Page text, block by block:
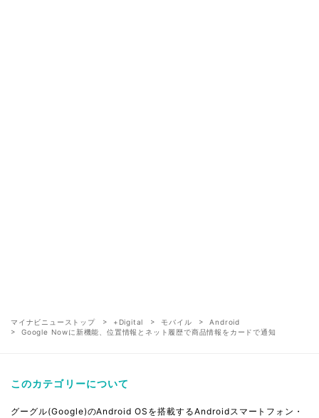
マイナビニューストップ +Digital モバイル
Android
Google Nowに新機能、位置情報とネット履歴で商品情報をカードで通知
このカテゴリーについて
グーグル(Google)のAndroid OSを搭載するAndroidスマートフォン・